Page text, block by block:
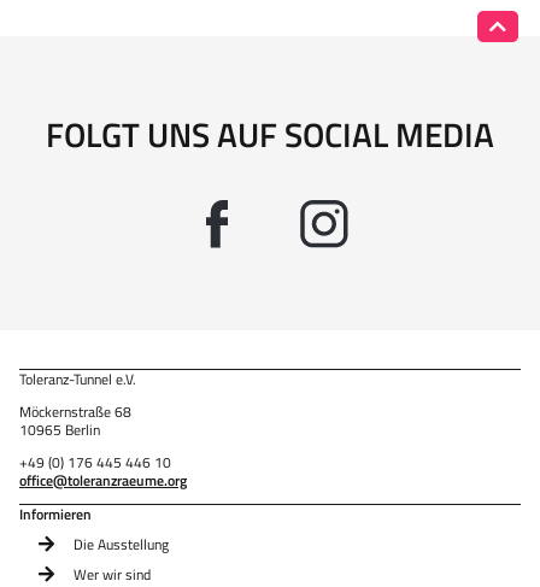
FOLGT UNS AUF SOCIAL MEDIA
Toleranz-Tunnel e.V.
Möckernstraße 68
10965 Berlin
+49 (0) 176 445 446 10
office@toleranzraeume.org
Informieren
Die Ausstellung
Wer wir sind